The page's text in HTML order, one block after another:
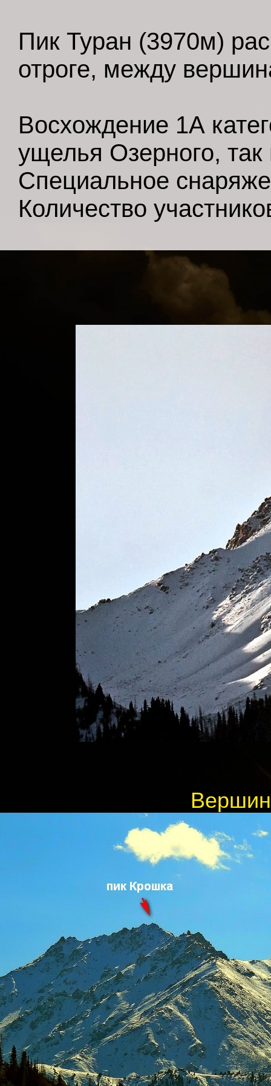
Пик Туран (3970м)
отроге, между
Восхождение 1А
ущелья Озерного,
Специальное
Количество